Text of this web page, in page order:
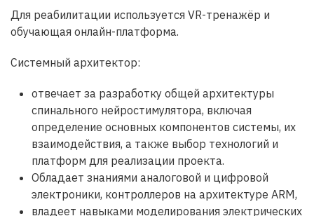
Для реабилитации используется VR-тренажёр и
обучающая онлайн-платформа.
Системный архитектор:
отвечает за разработку общей архитектуры
спинального нейростимулятора, включая
определение основных компонентов системы, их
взаимодействия, а также выбор технологий и
платформ для реализации проекта.
Обладает знаниями аналоговой и цифровой
электроники, контроллеров на архитектуре ARM,
владеет навыками моделирования электрических